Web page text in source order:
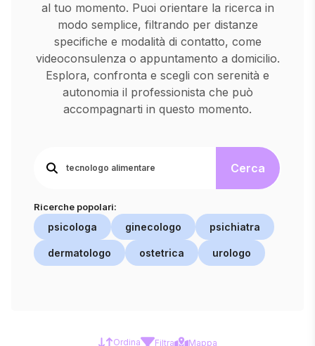
al tuo momento. Puoi orientare la ricerca in
modo semplice, filtrando per distanze
specifiche e modalità di contatto, come
videoconsulenza o appuntamento a domicilio.
Esplora, confronta e scegli con serenità e
autonomia il professionista che può
accompagnarti in questo momento.
Cerca
Ricerche popolari:
psicologa ginecologo psichiatra
dermatologo ostetrica urologo
Ordina Filtra Mappa